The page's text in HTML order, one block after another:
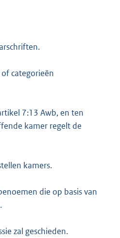
categorieën
7:13 Awb, en ten
kamer regelt de
kamers.
die op basis van
zal geschieden.